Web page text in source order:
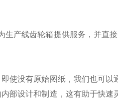
生产线齿轮箱提供服务，并直
使没有原始图纸，我们也可
部设计和制造，这有助于快